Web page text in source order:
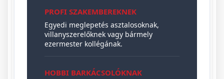
PROFI SZAKEMBEREKNEK
Egyedi meglepetés asztalosoknak,
villanyszerelőknek vagy bármely
ezermester kollégának.
HOBBI BARKÁCSOLÓKNAK